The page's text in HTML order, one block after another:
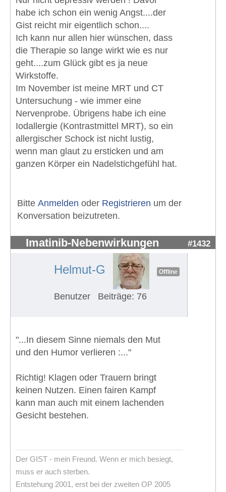
habe ich schon ein wenig Angst....der
Gist reicht mir eigentlich schon....
Ich kann nur allen hier wünschen, dass
die Therapie so lange wirkt wie es nur
geht....zum Glück gibt es ja neue
Wirkstoffe.
Im November ist meine MRT und CT
Untersuchung - wie immer eine
Nervenprobe. Übrigens habe ich eine
Iodallergie (Kontrastmittel MRT), so ein
allergischer Schock ist nicht lustig,
wenn man glaut zu ersticken und am
ganzen Körper ein Nadelstichgefühl hat.
Bitte Anmelden oder Registrieren um der
Konversation beizutreten.
Imatinib-Nebenwirkungen #1432
Helmut-G Offline
Benutzer Beiträge: 76
"...In diesem Sinne niemals den Mut
und den Humor verlieren :..."
Richtig! Klagen oder Trauern bringt
keinen Nutzen. Einen fairen Kampf
kann man auch mit einem lachenden
Gesicht bestehen.
Der GIST - mein Freund. Wenn er mich besiegt,
muss er auch sterben.
Entstehung 2001, erst bei der zweiten OP 2005